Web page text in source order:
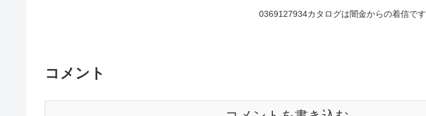
0369127934カタログは闇金からの着信です
コメント